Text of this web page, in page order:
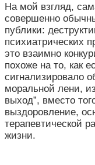
На мой взгляд,
совершенно
публики:
психиатрических
это взаимно
похоже на то, как
сигнализировало
моральной лени,
выход”, вместо
выздоровление,
терапевтической
жизни.